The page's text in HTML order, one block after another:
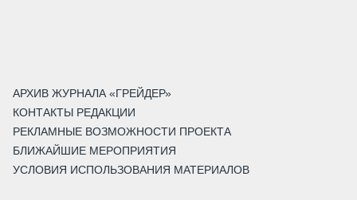
АРХИВ ЖУРНАЛА «ГРЕЙДЕР»
КОНТАКТЫ РЕДАКЦИИ
РЕКЛАМНЫЕ ВОЗМОЖНОСТИ ПРОЕКТА
БЛИЖАЙШИЕ МЕРОПРИЯТИЯ
УСЛОВИЯ ИСПОЛЬЗОВАНИЯ МАТЕРИАЛОВ